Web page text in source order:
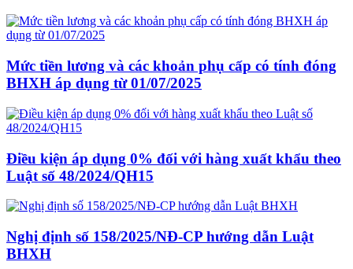
Mức tiền lương và các khoản phụ cấp có tính đóng
BHXH áp dụng từ 01/07/2025
Điều kiện áp dụng 0% đối với hàng xuất khẩu theo
Luật số 48/2024/QH15
Nghị định số 158/2025/NĐ-CP hướng dẫn Luật
BHXH